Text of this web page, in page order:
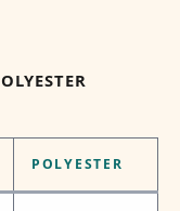
POLYESTER